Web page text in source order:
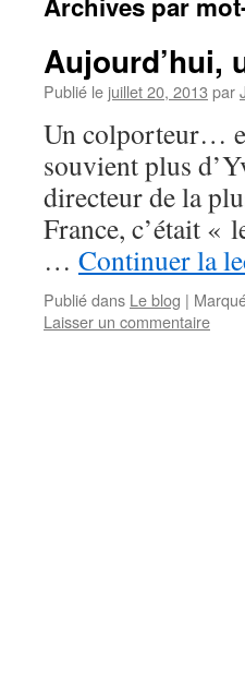
Publié le juillet 20, 2013 par
Un colporteur…
souvient plus
directeur de la
France, c’était
… Continuer la
Publié dans Le blog |
Laisser un commentaire